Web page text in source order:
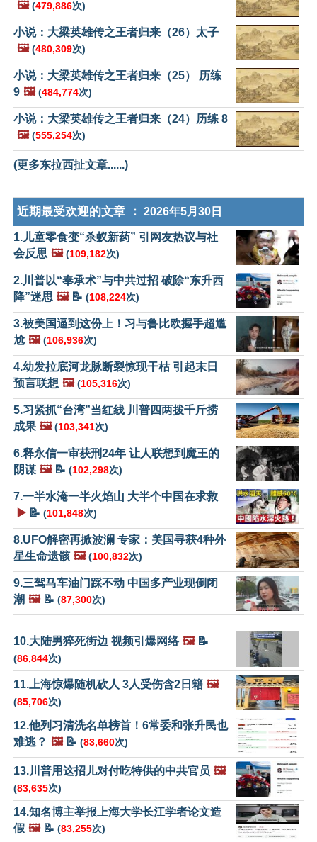
🖼️ (479,886次)
小说：大梁英雄传之王者归来（26）太子
🖼️ (480,309次)
小说：大梁英雄传之王者归来（25） 历练
9 🖼️ (484,774次)
小说：大梁英雄传之王者归来（24）历练 8
🖼️ (555,254次)
(更多东拉西扯文章......)
近期最受欢迎的文章 ： 2026年5月30日
1.儿童零食变“杀蚁新药” 引网友热议与社
会反思 🖼️ (109,182次)
2.川普以“奉承术”与中共过招 破除“东升西
降”迷思 🖼️📝 (108,224次)
3.被美国逼到这份上！习与鲁比欧握手超尴
尬 🖼️ (106,936次)
4.幼发拉底河龙脉断裂惊现干枯 引起末日
预言联想 🖼️ (105,316次)
5.习紧抓“台湾”当红线 川普四两拨千斤捞
成果 🖼️ (103,341次)
6.释永信一审获刑24年 让人联想到魔王的
阴谋 🖼️📝 (102,298次)
7.一半水淹一半火焰山 大半个中国在求救
▶️ 📝 (101,848次)
8.UFO解密再掀波澜 专家：美国寻获4种外
星生命遗骸 🖼️ (100,832次)
9.三驾马车油门踩不动 中国多产业现倒闭
潮 🖼️📝 (87,300次)
10.大陆男猝死街边 视频引爆网络 🖼️📝
(86,844次)
11.上海惊爆随机砍人 3人受伤含2日籍 🖼️
(85,706次)
12.他列习清洗名单榜首！6常委和张升民也
难逃？ 🖼️📝 (83,660次)
13.川普用这招儿对付吃特供的中共官员 🖼️
(83,635次)
14.知名博主举报上海大学长江学者论文造
假 🖼️📝 (83,255次)